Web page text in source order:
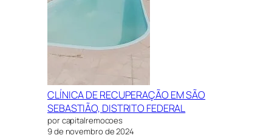
CLÍNICA DE RECUPERAÇÃO EM SÃO
SEBASTIÃO, DISTRITO FEDERAL
por capitalremocoes
9 de novembro de 2024